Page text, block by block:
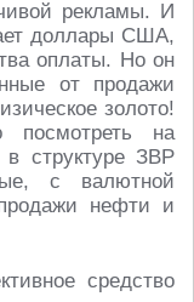
рекламы. И
доллары США,
оплаты. Но он
от продажи
золото!
посмотреть на
структуре ЗВР
с валютной
нефти и